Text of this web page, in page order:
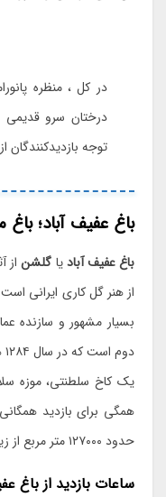
در کل ، منظره
درختان سرو
توجه
باغ عفیف آباد؛
باغ عفیف آبادیا گلشناز
از هنر گل کاری ایرانی
بسیار مشهور و سازنده
یک کاخ سلطنتی، موزه
همگی برای بازدید
حدود ۱۲۷۰۰۰ متر مربع از زیباترین باغ‌های تاریخی شیراز است.
ساعات بازدید از باغ